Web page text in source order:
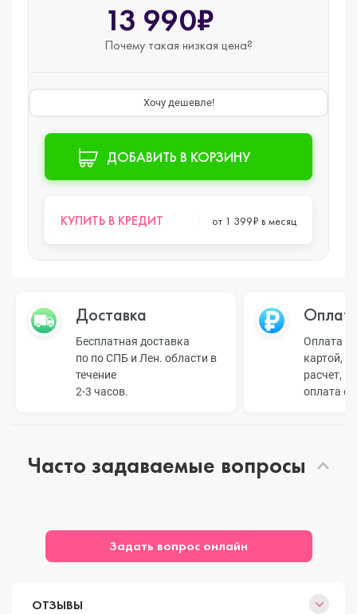
13 990₽
Почему такая низкая цена?
Хочу дешевле!
ДОБАВИТЬ В КОРЗИНУ
КУПИТЬ В КРЕДИТ от 1 399₽ в месяц
Доставка
Бесплатная доставка
по по СПБ и Лен. области в
течение
2-3 часов.
Оплата
картой,
расчет,
оплата
Часто задаваемые вопросы
Задать вопрос онлайн
ОТЗЫВЫ